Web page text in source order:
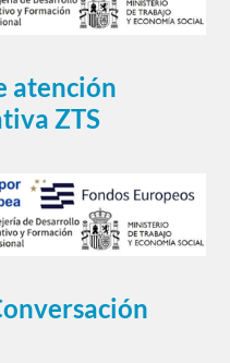
atención
ZTS